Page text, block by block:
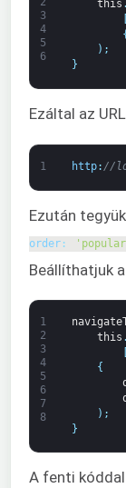
3
4
5
6
this .
) ;
}
Ezáltal az
1 http: //
Ezután
order :
Beállíthatjuk a
1
2
3
4
5
6
7
8
this .
{
) ;
}
A fenti kóddal